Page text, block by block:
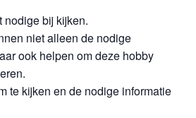
nodige bij kijken.
niet alleen de nodige
ook helpen om deze hobby
te kijken en de nodige informatie